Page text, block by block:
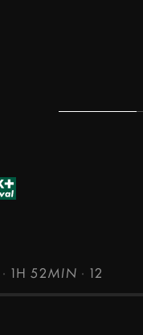
·1H 52MIN ·12